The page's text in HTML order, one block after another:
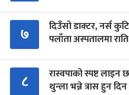
७
दिउँसो डाक्टर, नर्स
पलाँता अस्पतालमा
८
रास्वपाको स्पष्ट लाइन
थुन्ला भन्ने त्रास हुन